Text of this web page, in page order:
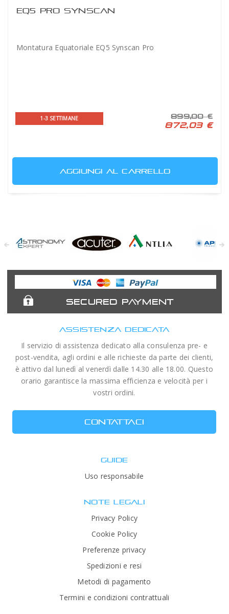
EQ5 PRO SYNSCAN
Montatura Equatoriale EQ5 Synscan Pro
1-3 SETTIMANE 899,00 €
872,03 €
AGGIUNGI AL CARRELLO
Expert
Telescopes
SECURED PAYMENT
ASSISTENZA DEDICATA
Il servizio di assistenza dedicato alla consulenza pre- e
post-vendita, agli ordini e alle richieste da parte dei clienti,
è attivo dal lunedì al venerdì dalle 14.30 alle 18.00. Questo
orario garantisce la massima efficienza e velocità per i
vostri ordini.
CONTATTACI
GUIDE
Uso responsabile
NOTE LEGALI
Privacy Policy
Cookie Policy
Preferenze privacy
Spedizioni e resi
Metodi di pagamento
Termini e condizioni contrattuali